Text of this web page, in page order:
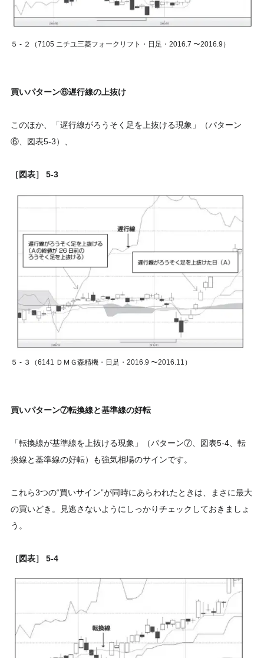
５ ‐ ２（7105 ニチユ三菱フォークリフト・日足・2016.7 〜2016.9）
買いパターン⑥遅行線の上抜け
このほか、「遅行線がろうそく足を上抜ける現象」（パターン
⑥、図表5‐3）、
［図表］ 5‐3
５ ‐ ３（6141 ＤＭＧ森精機・日足・2016.9 〜2016.11）
買いパターン⑦転換線と基準線の好転
「転換線が基準線を上抜ける現象」（パターン⑦、図表5‐4、転
換線と基準線の好転）も強気相場のサインです。
これら3つの“買いサイン”が同時にあらわれたときは、まさに最大
の買いどき。見逃さないようにしっかりチェックしておきましょ
う。
［図表］ 5‐4